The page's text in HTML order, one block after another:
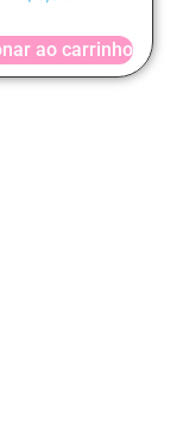
ao carrinho